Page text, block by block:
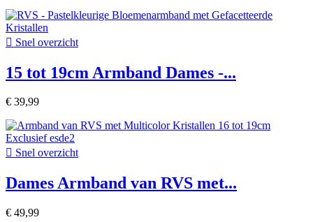
 Snel overzicht
15 tot 19cm Armband Dames -...
€ 39,99
 Snel overzicht
Dames Armband van RVS met...
€ 49,99